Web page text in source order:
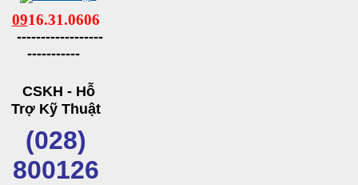
0916.31.0606
------------------
-----------
CSKH - Hỗ
Trợ Kỹ Thuật
(028)
800126